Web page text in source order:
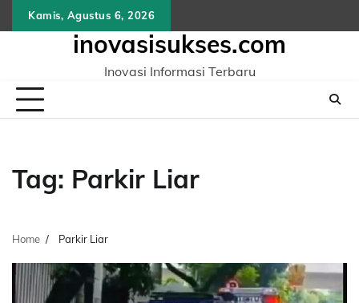
to
Kamis, Agustus 6, 2026
inovasisukses.com
Inovasi Informasi Terbaru
Tag: Parkir Liar
Home Parkir Liar